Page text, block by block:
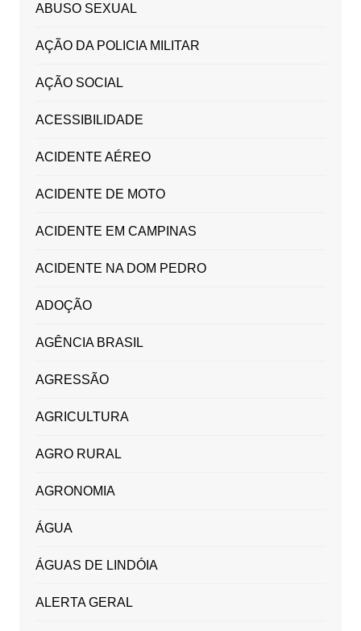
ABUSO SEXUAL
AÇÃO DA POLICIA MILITAR
AÇÃO SOCIAL
ACESSIBILIDADE
ACIDENTE AÉREO
ACIDENTE DE MOTO
ACIDENTE EM CAMPINAS
ACIDENTE NA DOM PEDRO
ADOÇÃO
AGÊNCIA BRASIL
AGRESSÃO
AGRICULTURA
AGRO RURAL
AGRONOMIA
ÁGUA
ÁGUAS DE LINDÓIA
ALERTA GERAL